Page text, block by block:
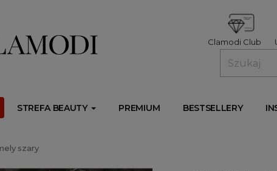
Clamodi Club
STREFA BEAUTY PREMIUM BESTSELLERY
szary